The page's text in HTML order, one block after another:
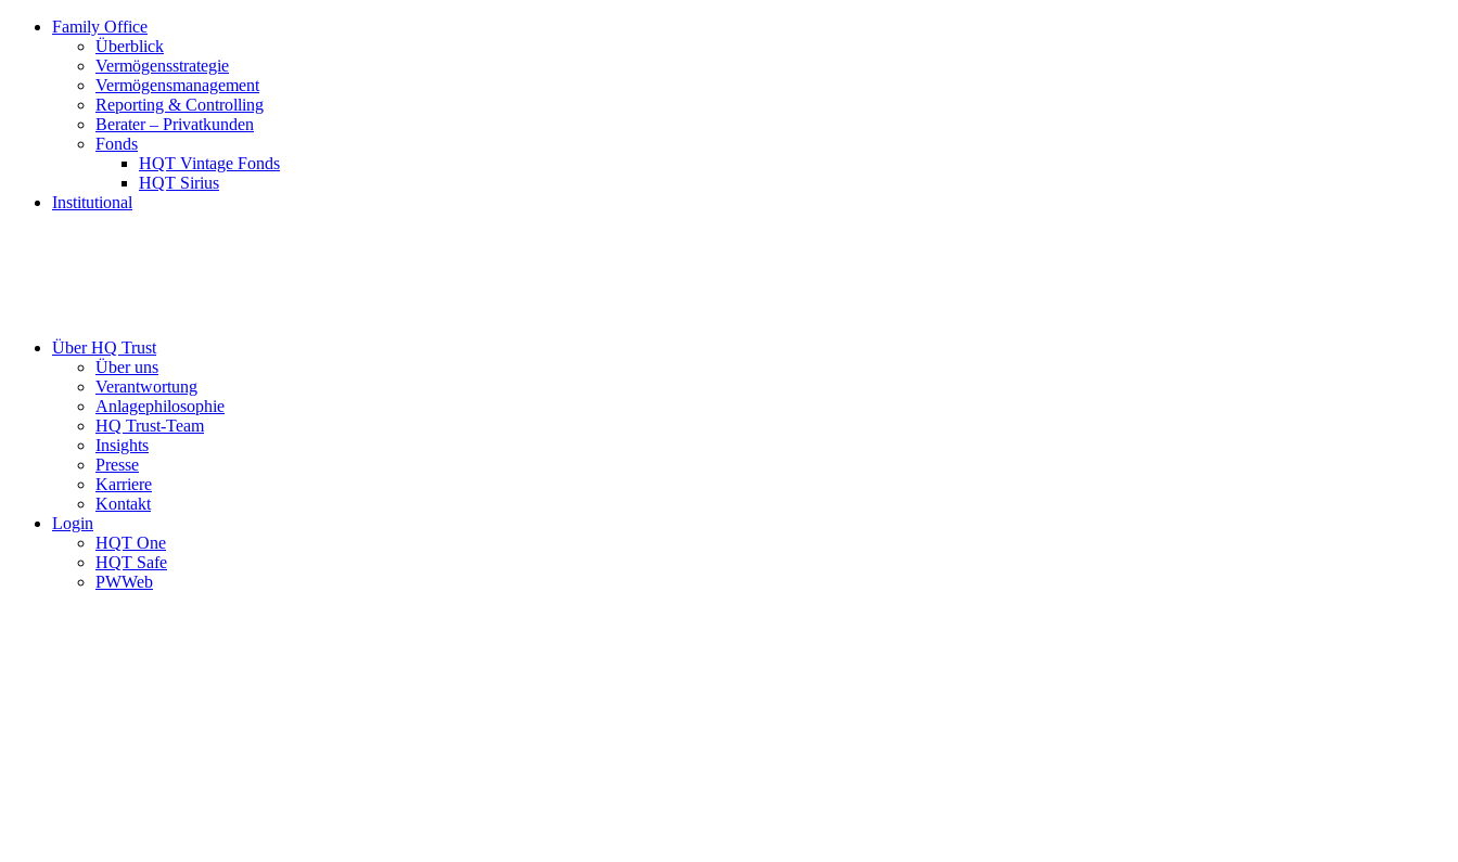
Family Office
Überblick
Vermögensstrategie
Vermögensmanagement
Reporting & Controlling
Berater – Privatkunden
Fonds
HQT Vintage Fonds
HQT Sirius
Institutional
Über HQ Trust
Über uns
Verantwortung
Anlagephilosophie
HQ Trust-Team
Insights
Presse
Karriere
Kontakt
Login
HQT One
HQT Safe
PWWeb